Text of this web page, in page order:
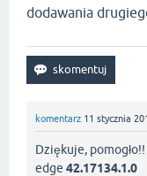
dodawania
komentarz 11 stycznia
Dziękuje,
edge 42.17134.1.0